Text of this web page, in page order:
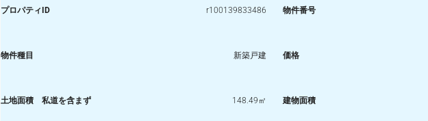
プロパティID r100139833486 物件番号
物件種目 新築戸建 価格
土地面積 私道を含まず 148.49㎡ 建物面積